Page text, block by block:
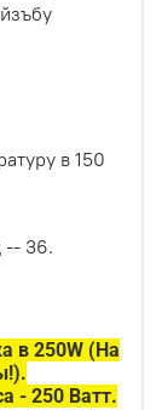
в 150
-- 36.
в 250W (На
- 250 Ватт.